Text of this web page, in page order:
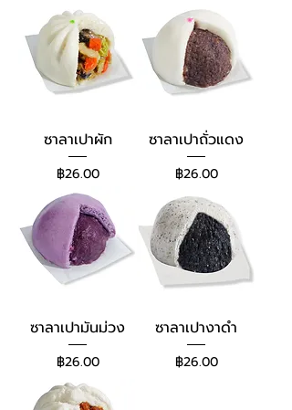
ซาลาเปาผัก
ราคา
฿26.00
ซาลาเปาถั่วแดง
ราคา
฿26.00
ซาลาเปามันม่วง
ราคา
฿26.00
ซาลาเปางาดำ
ราคา
฿26.00